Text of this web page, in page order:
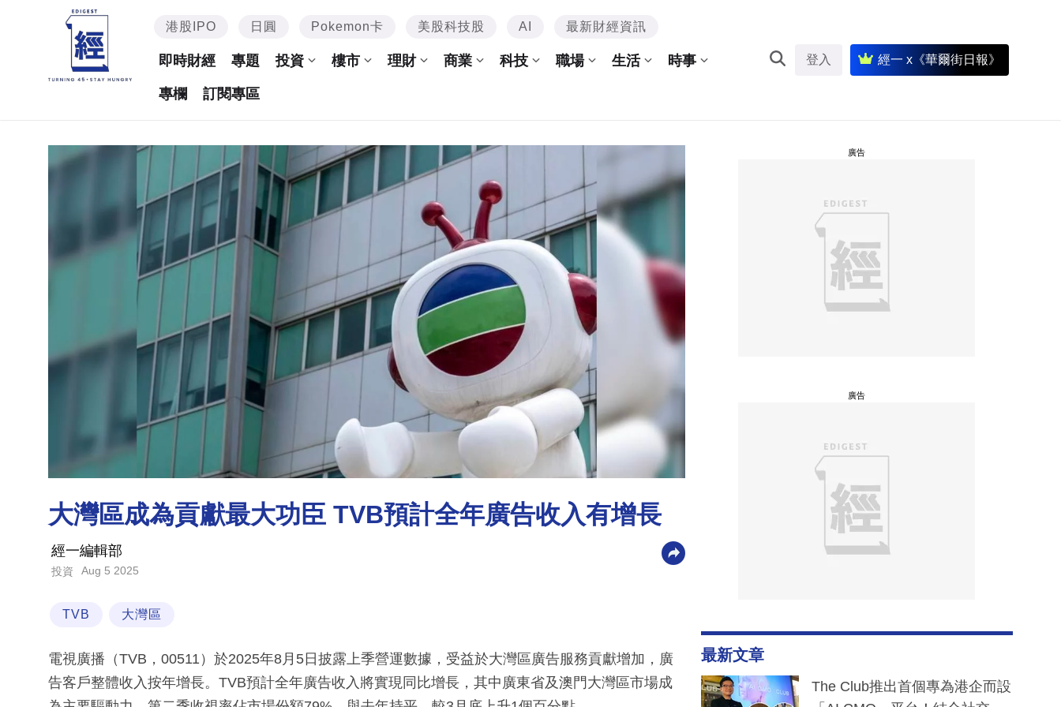
港股IPO 日圓 Pokemon卡 美股科技股 AI 最新財經資訊
即時財經 專題 投資 樓市 理財 商業 科技 職場 生活 時事
專欄 訂閱專區
登入 經一 x《華爾街日報》
大灣區成為貢獻最大功臣 TVB預計全年廣告收入有增長
經一編輯部
投資 Aug 5 2025
TVB 大灣區
電視廣播（TVB，00511）於2025年8月5日披露上季營運數據，受益於大灣區廣告服務貢獻增加，廣
告客戶整體收入按年增長。TVB預計全年廣告收入將實現同比增長，其中廣東省及澳門大灣區市場成
廣告
廣告
最新文章
The Club推出首個專為港企而設